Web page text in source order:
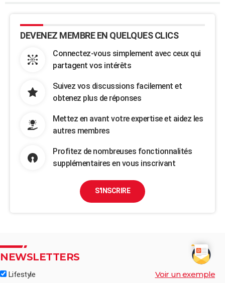
DEVENEZ MEMBRE EN QUELQUES CLICS
Connectez-vous simplement avec ceux qui
partagent vos intérêts
Suivez vos discussions facilement et
obtenez plus de réponses
Mettez en avant votre expertise et aidez les
autres membres
Profitez de nombreuses fonctionnalités
supplémentaires en vous inscrivant
S'INSCRIRE
NEWSLETTERS
Lifestyle Voir un exemple